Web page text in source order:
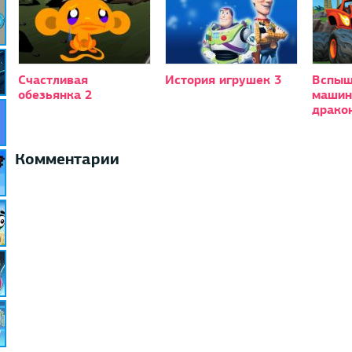
Счастливая
обезьянка 2
История игрушек 3
Комментарии